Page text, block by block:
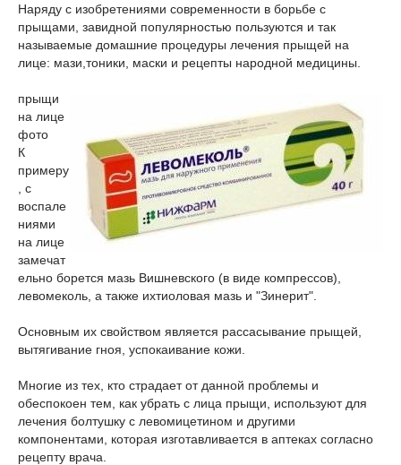
Наряду с изобретениями современности в борьбе с
прыщами, завидной популярностью пользуются и так
называемые домашние процедуры лечения прыщей на
лице: мази,тоники, маски и рецепты народной медицины.
прыщи
на лице
фото
К
примеру
, с
воспале
ниями
на лице
замечат
ельно борется мазь Вишневского (в виде компрессов),
левомеколь, а также ихтиоловая мазь и "Зинерит".
Основным их свойством является рассасывание прыщей,
вытягивание гноя, успокаивание кожи.
Многие из тех, кто страдает от данной проблемы и
обеспокоен тем, как убрать с лица прыщи, используют для
лечения болтушку с левомицетином и другими
компонентами, которая изготавливается в аптеках согласно
рецепту врача.